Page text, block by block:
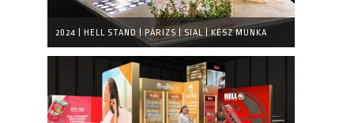
2024 | HELL STAND | PÁRIZS | SIAL | KÉSZ MUNKA